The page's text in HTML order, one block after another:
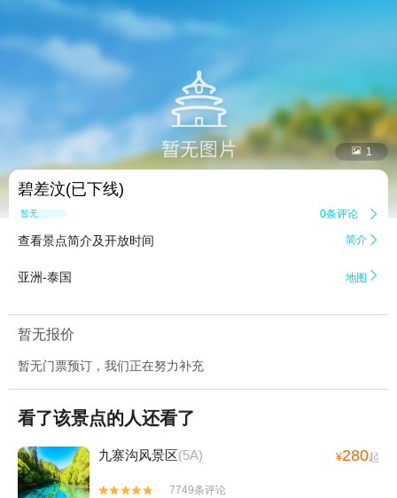
 1
碧差汶(已下线)
暂无点评 0条评论 
查看景点简介及开放时间 简介 
亚洲-泰国 地图 
暂无报价
暂无门票预订，我们正在努力补充
看了该景点的人还看了
九寨沟风景区(5A) ¥280起


7749条评论